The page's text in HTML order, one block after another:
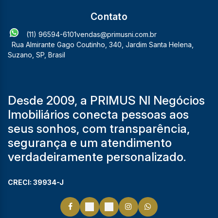
Contato
(11) 96594-6101vendas@primusni.com.br
Rua Almirante Gago Coutinho 340 Jardim Santa Helena
Suzano SP Brasil
Desde 2009, a PRIMUS NI Negócios
Imobiliários conecta pessoas aos
seus sonhos, com transparência,
segurança e um atendimento
verdadeiramente personalizado.
CRECI: 39934-J